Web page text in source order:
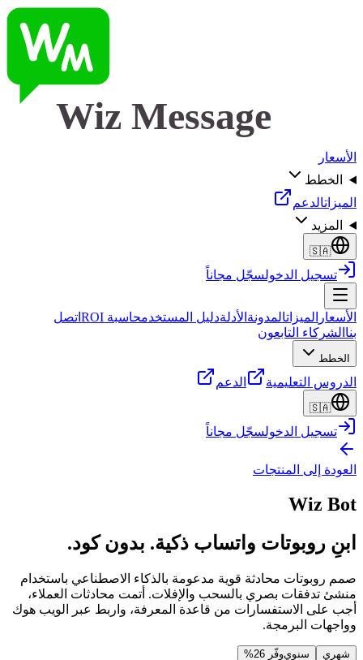
Wiz Message
الأسعار
الخطط
الميزاتالدعم
المزيد
🇸🇦
تسجيل الدخولسجّل مجاناً
الأسعار الميزاتالمدونة الأدلةدليل المستخدمحاسبة ROI
اتصل
بنا الشركاء التابعون
الخطط
الدروس التعليمية الدعم
🇸🇦
تسجيل الدخولسجّل مجاناً
العودة إلى المنتجات
Wiz Bot
ابنِ روبوتات واتساب ذكية. بدون كود.
صمم روبوتات محادثة قوية مدعومة بالذكاء الاصطناعي باستخدام
منشئ تدفقات بصري بالسحب والإفلات. أتمت محادثات العملاء،
أجب على الاستفسارات من قاعدة المعرفة، واربط عبر الويب هوك
وواجهات البرمجة.
شهري سنويوفّر 26%